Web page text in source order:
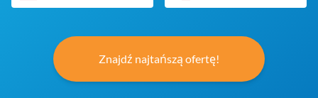
Znajdź najtańszą ofertę!